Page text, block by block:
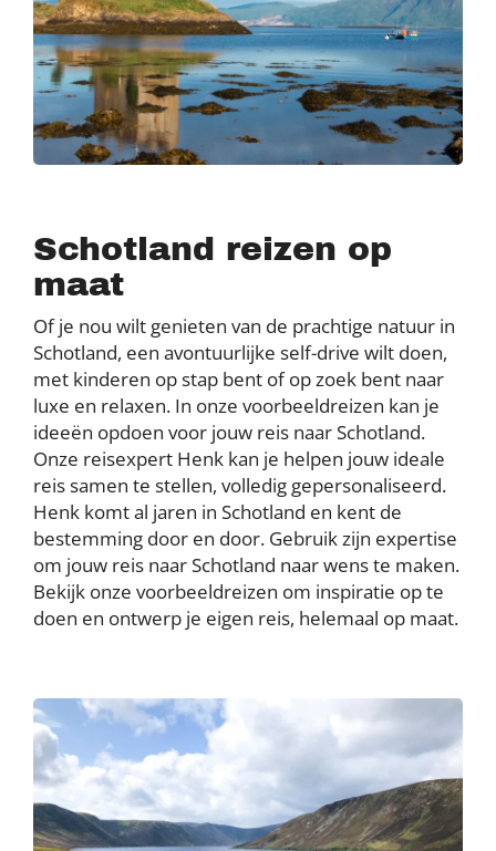
Schotland reizen op
maat
Of je nou wilt genieten van de prachtige natuur in
Schotland, een avontuurlijke self-drive wilt doen,
met kinderen op stap bent of op zoek bent naar
luxe en relaxen. In onze voorbeeldreizen kan je
ideeën opdoen voor jouw reis naar Schotland.
Onze reisexpert Henk kan je helpen jouw ideale
reis samen te stellen, volledig gepersonaliseerd.
Henk komt al jaren in Schotland en kent de
bestemming door en door. Gebruik zijn expertise
om jouw reis naar Schotland naar wens te maken.
Bekijk onze voorbeeldreizen om inspiratie op te
doen en ontwerp je eigen reis, helemaal op maat.